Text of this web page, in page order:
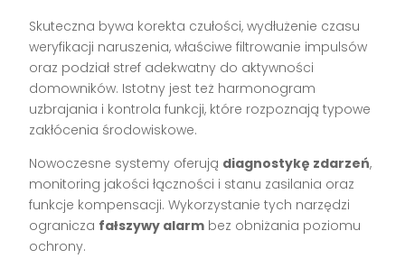
Skuteczna bywa korekta czułości, wydłużenie czasu
weryfikacji naruszenia, właściwe filtrowanie impulsów
oraz podział stref adekwatny do aktywności
domowników. Istotny jest też harmonogram
uzbrajania i kontrola funkcji, które rozpoznają typowe
zakłócenia środowiskowe.
Nowoczesne systemy oferują diagnostykę zdarzeń,
monitoring jakości łączności i stanu zasilania oraz
funkcje kompensacji. Wykorzystanie tych narzędzi
ogranicza fałszywy alarm bez obniżania poziomu
ochrony.